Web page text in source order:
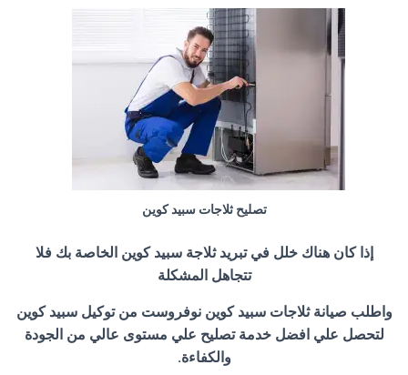
تصليح ثلاجات سبيد كوين
إذا كان هناك خلل في تبريد ثلاجة سبيد كوين الخاصة بك فلا
تتجاهل المشكلة
واطلب صيانة ثلاجات سبيد كوين نوفروست من توكيل سبيد كوين
لتحصل علي افضل خدمة تصليح علي مستوى عالي من الجودة
والكفاءة.